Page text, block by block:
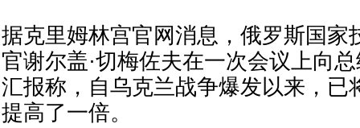
据克里姆林宫官网消息，俄罗斯国家
官谢尔盖·切梅佐夫在一次会议上向
汇报称，自乌克兰战争爆发以来，已
提高了一倍。